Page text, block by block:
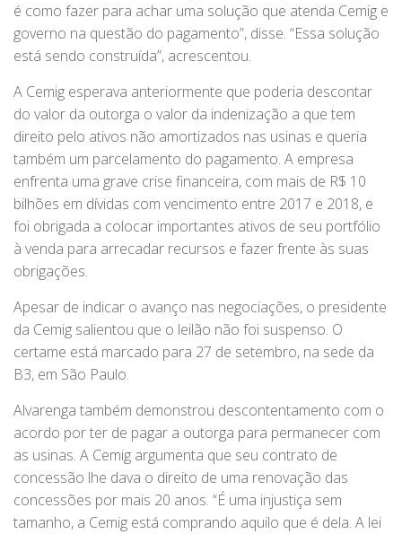
é como fazer para achar uma solução que atenda Cemig e
governo na questão do pagamento”, disse. “Essa solução
está sendo construída”, acrescentou.
A Cemig esperava anteriormente que poderia descontar
do valor da outorga o valor da indenização a que tem
direito pelo ativos não amortizados nas usinas e queria
também um parcelamento do pagamento. A empresa
enfrenta uma grave crise financeira, com mais de R$ 10
bilhões em dívidas com vencimento entre 2017 e 2018, e
foi obrigada a colocar importantes ativos de seu portfólio
à venda para arrecadar recursos e fazer frente às suas
obrigações.
Apesar de indicar o avanço nas negociações, o presidente
da Cemig salientou que o leilão não foi suspenso. O
certame está marcado para 27 de setembro, na sede da
B3, em São Paulo.
Alvarenga também demonstrou descontentamento com o
acordo por ter de pagar a outorga para permanecer com
as usinas. A Cemig argumenta que seu contrato de
concessão lhe dava o direito de uma renovação das
concessões por mais 20 anos. “É uma injustiça sem
tamanho, a Cemig está comprando aquilo que é dela. A lei